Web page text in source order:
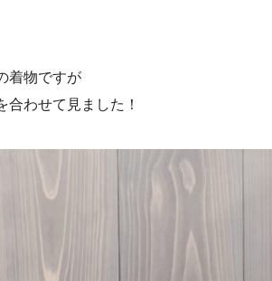
着物ですが
合わせて見ました！